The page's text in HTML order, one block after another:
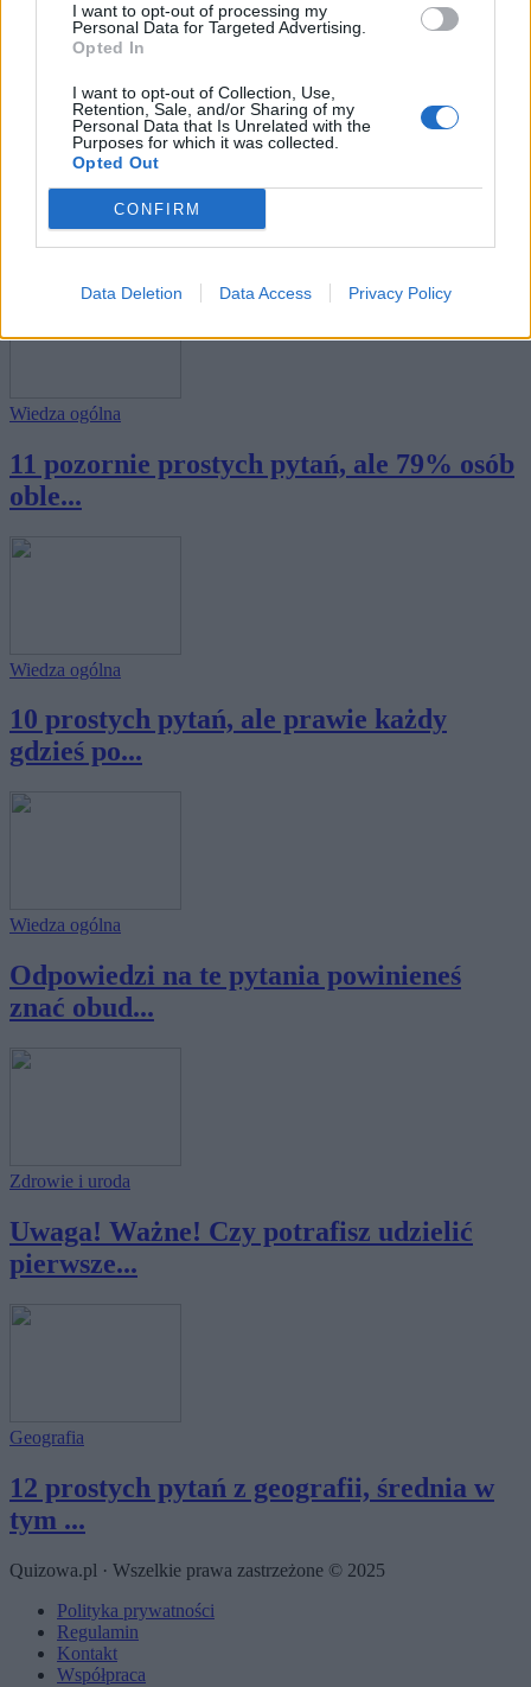
I want to opt-out of processing my
Personal Data for Targeted Advertising.
Opted In
I want to opt-out of Collection, Use,
Retention, Sale, and/or Sharing of my
Personal Data that Is Unrelated with the
Purposes for which it was collected.
Opted Out
CONFIRM
Data Deletion Data Access Privacy Policy
Wiedza ogólna
10 pytań z wiedzy ogólnej - czy będziesz
znał...
Wiedza ogólna
11 pozornie prostych pytań, ale 79% osób
oble...
Wiedza ogólna
10 prostych pytań, ale prawie każdy
gdzieś po...
Wiedza ogólna
Odpowiedzi na te pytania powinieneś
znać obud...
Zdrowie i uroda
Uwaga! Ważne! Czy potrafisz udzielić
pierwsze...
Geografia
12 prostych pytań z geografii, średnia w
tym ...
Quizowa.pl · Wszelkie prawa zastrzeżone © 2025
Polityka prywatności
Regulamin
Kontakt
Współpraca